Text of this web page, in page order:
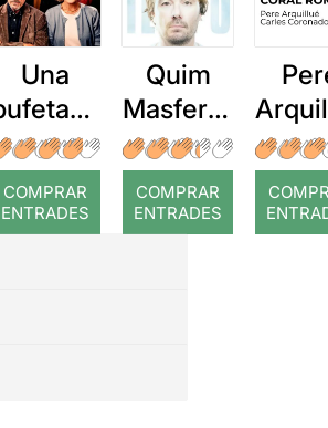
Una
temps
COMPRAR
ENTRADES
Quim
Masferre
r: Temps
COMPRAR
ENTRADES
: